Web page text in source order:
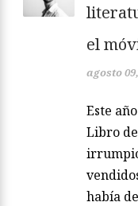
el
agosto
Este
Libro
había